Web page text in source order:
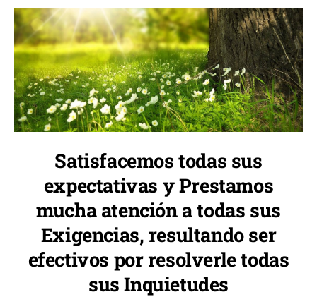
Satisfacemos todas sus
expectativas y Prestamos
mucha atención a todas sus
Exigencias, resultando ser
efectivos por resolverle todas
sus Inquietudes